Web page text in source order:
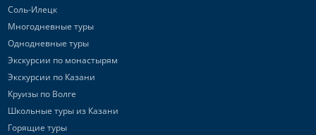
Соль-Илецк
Многодневные туры
Однодневные туры
Экскурсии по монастырям
Экскурсии по Казани
Круизы по Волге
Школьные туры из Казани
Горящие туры